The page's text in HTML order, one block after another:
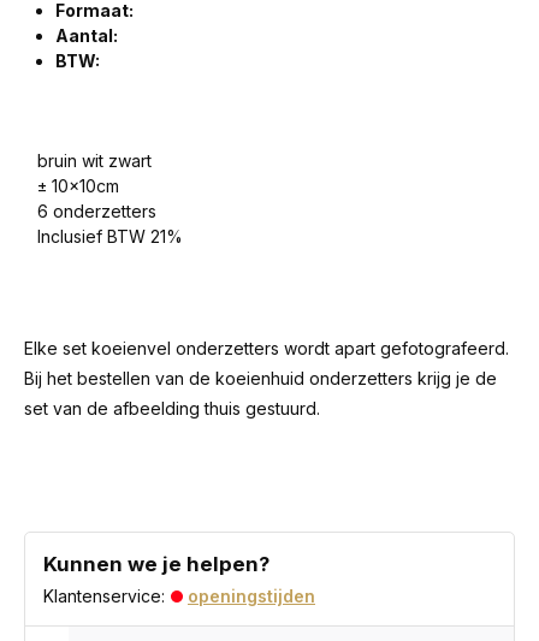
Formaat:
Aantal:
BTW:
bruin wit zwart
± 10x10cm
6 onderzetters
Inclusief BTW 21%
Elke set koeienvel onderzetters wordt apart gefotografeerd.
Bij het bestellen van de koeienhuid onderzetters krijg je de
set van de afbeelding thuis gestuurd.
Kunnen we je helpen?
Klantenservice: openingstijden